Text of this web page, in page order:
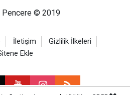
Pencere © 2019
İletişim
Gizlilik İlkeleri
Ekle